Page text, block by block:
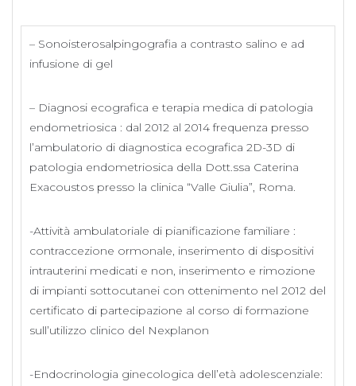
– Sonoisterosalpingografia a contrasto salino e ad
infusione di gel
– Diagnosi ecografica e terapia medica di patologia
endometriosica : dal 2012 al 2014 frequenza presso
l’ambulatorio di diagnostica ecografica 2D-3D di
patologia endometriosica della Dott.ssa Caterina
Exacoustos presso la clinica “Valle Giulia”, Roma.​
-Attività ambulatoriale di pianificazione familiare :
contraccezione ormonale, inserimento di dispositivi
intrauterini medicati e non, inserimento e rimozione
di impianti sottocutanei con ottenimento nel 2012 del
certificato di partecipazione al corso di formazione
sull’utilizzo clinico del Nexplanon
-Endocrinologia ginecologica dell’età adolescenziale: